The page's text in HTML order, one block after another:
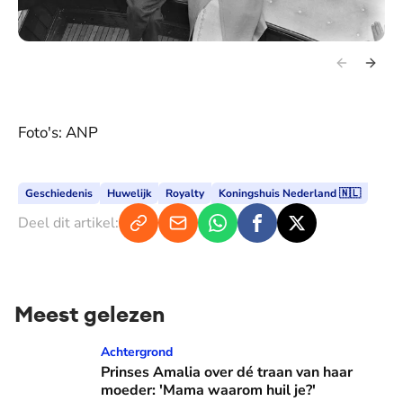
Foto's: ANP
Geschiedenis Huwelijk Royalty Koningshuis Nederland 🇳🇱
Deel dit artikel:
Meest gelezen
Prinses Amalia over dé traan van haar moeder: 'Mama
Achtergrond
Prinses Amalia over dé traan van haar
moeder: 'Mama waarom huil je?'